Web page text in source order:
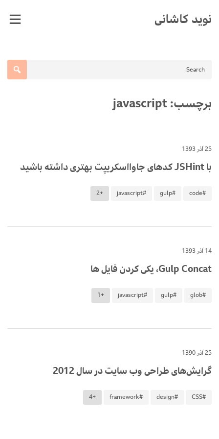
content
نوید کاشانی
برچسب:javascript
25 آذر 1393
با JSHint کدهای جاوااسکریپت بهتری داشته باشید
#code
#gulp
#javascript
+2
14 آذر 1393
Gulp Concat، یکی کردن فایل ها
#glob
#gulp
#javascript
+1
25 آذر 1390
گرایش‌های طراحی وب سایت در سال 2012
#CSS
#design
#framework
+4